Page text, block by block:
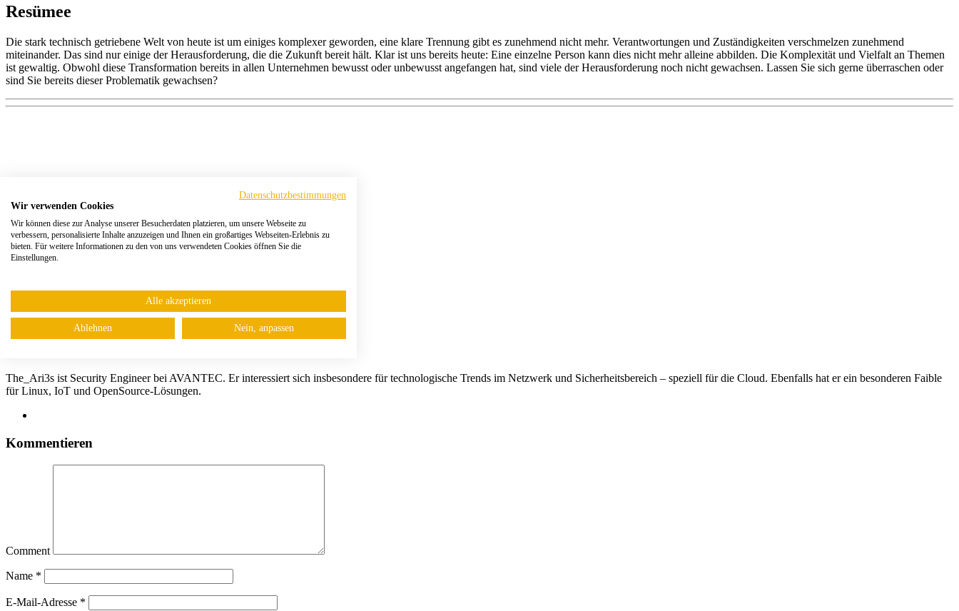
Resümee
Die stark technisch getriebene Welt von heute ist um einiges komplexer geworden, eine klare Trennung gibt es zunehmend nicht mehr. Verantwortungen und Zuständigkeiten verschmelzen zunehmend
miteinander. Das sind nur einige der Herausforderung, die die Zukunft bereit hält. Klar ist uns bereits heute: Eine einzelne Person kann dies nicht mehr alleine abbilden. Die Komplexität und Vielfalt an Themen
ist gewaltig. Obwohl diese Transformation bereits in allen Unternehmen bewusst oder unbewusst angefangen hat, sind viele der Herausforderung noch nicht gewachsen. Lassen Sie sich gerne überraschen oder
sind Sie bereits dieser Problematik gewachsen?
The_Ari3s ist Security Engineer bei AVANTEC. Er interessiert sich insbesondere für technologische Trends im Netzwerk und Sicherheitsbereich – speziell für die Cloud. Ebenfalls hat er ein besonderen Faible
für Linux, IoT und OpenSource-Lösungen.
Kommentieren
Comment
Name *
E-Mail-Adresse *
Datenschutzbestimmungen
Wir verwenden Cookies
Wir können diese zur Analyse unserer Besucherdaten platzieren, um unsere Webseite zu
verbessern, personalisierte Inhalte anzuzeigen und Ihnen ein großartiges Webseiten-Erlebnis zu
bieten. Für weitere Informationen zu den von uns verwendeten Cookies öffnen Sie die
Einstellungen.
Alle akzeptieren
Ablehnen Nein, anpassen